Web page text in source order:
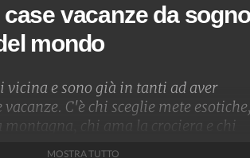
case vacanze da sogno
mondo
vicina e sono già in tanti ad aver
C'è chi sceglie mete
montagna, chi ama la crociera e chi
MOSTRA TUTTO